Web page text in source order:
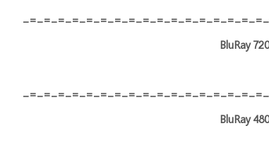
-=-=-=-=-=-=-=-=-=-=-=-=-=-=-=-=-
-=-=-=-=-=-=-=-=-=-=-=-=-=-=-=-=-